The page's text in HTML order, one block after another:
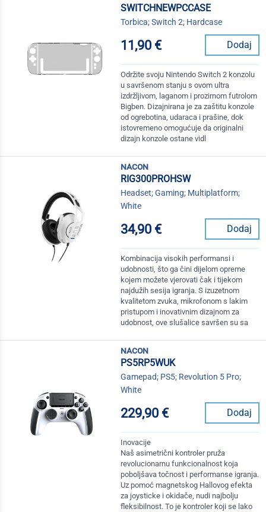
SWITCHNEWPCCASE
Torbica; Switch 2; Hardcase
11,90 € Dodaj
Održite svoju Nintendo Switch 2 konzolu
u savršenom stanju s ovom ultra
izdržljivom, laganom i prozirnom futrolom
Bigben. Dizajnirana je za zaštitu konzole
od ogrebotina, udaraca i prašine, dok
istovremeno omogućuje da originalni
dizajn konzole ostane vidl
nacon
RIG300PROHSW
Headset; Gaming; Multiplatform;
White
34,90 € Dodaj
Kombinacija visokih performansi i
udobnosti, što ga čini dijelom opreme
kojem možete vjerovati čak i tijekom
najdužih sesija igranja. S izuzetnom
kvalitetom zvuka, mikrofonom s lakim
pristupom i inovativnim dizajnom za
udobnost, ove slušalice savršen su sa
nacon
PS5RP5WUK
Gamepad; PS5; Revolution 5 Pro;
White
229,90 € Dodaj
Inovacije
Naš asimetrični kontroler pruža
revolucionarnu funkcionalnost koja
poboljšava točnost i performanse igranja.
Uz pomoć magnetskog Hallovog efekta
za joysticke i okidače, nudi najbolju
fleksibilnost. To je kontroler koji se lako